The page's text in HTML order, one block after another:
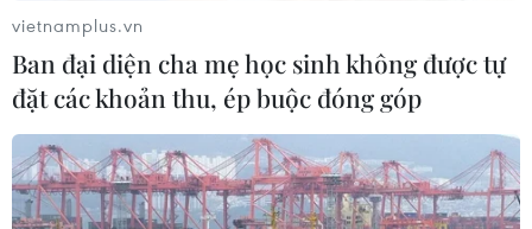
vietnamplus.vn
Ban đại diện cha mẹ học sinh không được tự
đặt các khoản thu, ép buộc đóng góp